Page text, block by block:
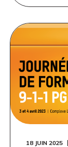
18 JUIN 2025